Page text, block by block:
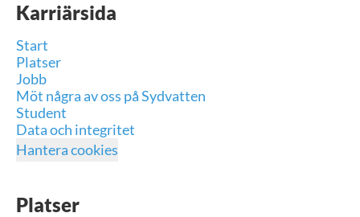
Karriärsida
Start
Platser
Jobb
Möt några av oss på Sydvatten
Student
Data och integritet
Hantera cookies
Platser